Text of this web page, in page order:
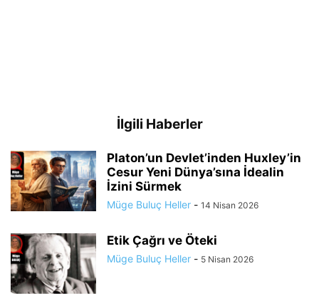
İlgili Haberler
Platon’un Devlet’inden Huxley’in
Cesur Yeni Dünya’sına İdealin
İzini Sürmek
Müge Buluç Heller - 14 Nisan 2026
Etik Çağrı ve Öteki
Müge Buluç Heller - 5 Nisan 2026